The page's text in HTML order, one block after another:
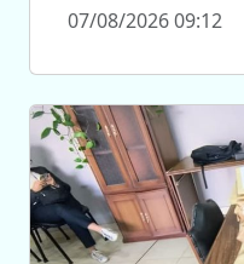
07/08/2026 09:12